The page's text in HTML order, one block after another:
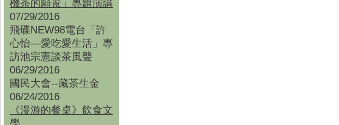
機茶的願景」專題演講
07/29/2016
飛碟NEW98電台「許
心怡—愛吃愛生活」專
訪池宗憲談茶風聲
06/29/2016
國民大會--藏茶生金
06/24/2016
《漫游的餐桌》飲食文